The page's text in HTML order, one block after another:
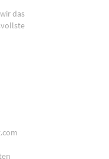
das